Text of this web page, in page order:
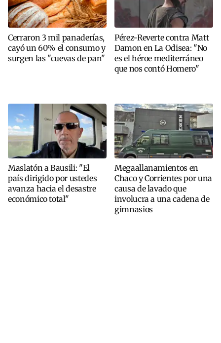
Cerraron 3 mil panaderías,
cayó un 60% el consumo y
surgen las "cuevas de pan"
Pérez-Reverte contra Matt
Damon en La Odisea: "No
es el héroe mediterráneo
que nos contó Homero"
Maslatón a Bausili: "El
país dirigido por ustedes
avanza hacia el desastre
económico total"
Megaallanamientos en
Chaco y Corrientes por una
causa de lavado que
involucra a una cadena de
gimnasios